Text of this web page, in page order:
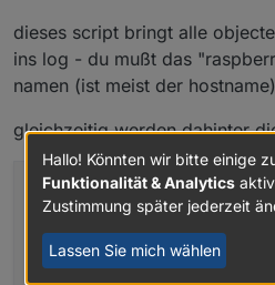
dieses script bringt alle
ins log - du mußt das
namen (ist meist der hostname)
gleichzeitig werden dahinter
var cacheSelector = $(
console.log
cacheSelector.each(
Hallo! Könnten wir bitte einige
Funktionalität & Analytics
Zustimmung später jederzeit
Lassen Sie mich wählen